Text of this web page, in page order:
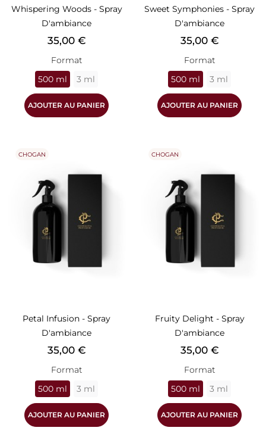
Whispering Woods - Spray
D'ambiance
Prix
35,00 €
Format
500 ml
3 ml
AJOUTER AU PANIER
Sweet Symphonies - Spray
D'ambiance
Prix
35,00 €
Format
500 ml
3 ml
AJOUTER AU PANIER
Petal Infusion - Spray
D'ambiance
Prix
35,00 €
Format
500 ml
3 ml
AJOUTER AU PANIER
CHOGAN
Fruity Delight - Spray
D'ambiance
Prix
35,00 €
Format
500 ml
3 ml
AJOUTER AU PANIER
CHOGAN